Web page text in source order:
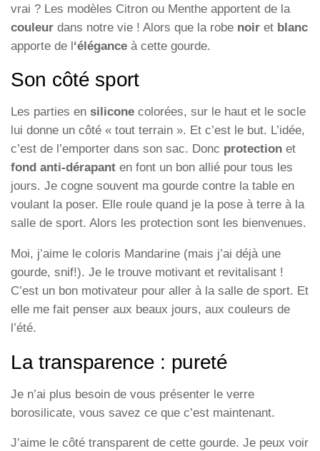
vrai ? Les modèles Citron ou Menthe apportent de la
couleur dans notre vie ! Alors que la robe noir et blanc
apporte de l‘élégance à cette gourde.
Son côté sport
Les parties en silicone colorées, sur le haut et le socle
lui donne un côté « tout terrain ». Et c’est le but. L’idée,
c’est de l’emporter dans son sac. Donc protection et
fond anti-dérapant en font un bon allié pour tous les
jours. Je cogne souvent ma gourde contre la table en
voulant la poser. Elle roule quand je la pose à terre à la
salle de sport. Alors les protection sont les bienvenues.
Moi, j’aime le coloris Mandarine (mais j’ai déjà une
gourde, snif!). Je le trouve motivant et revitalisant !
C’est un bon motivateur pour aller à la salle de sport. Et
elle me fait penser aux beaux jours, aux couleurs de
l’été.
La transparence : pureté
Je n’ai plus besoin de vous présenter le verre
borosilicate, vous savez ce que c’est maintenant.
J’aime le côté transparent de cette gourde. Je peux voir